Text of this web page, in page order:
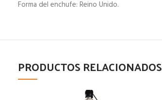
Forma del enchufe: Reino Unido.
PRODUCTOS RELACIONADOS